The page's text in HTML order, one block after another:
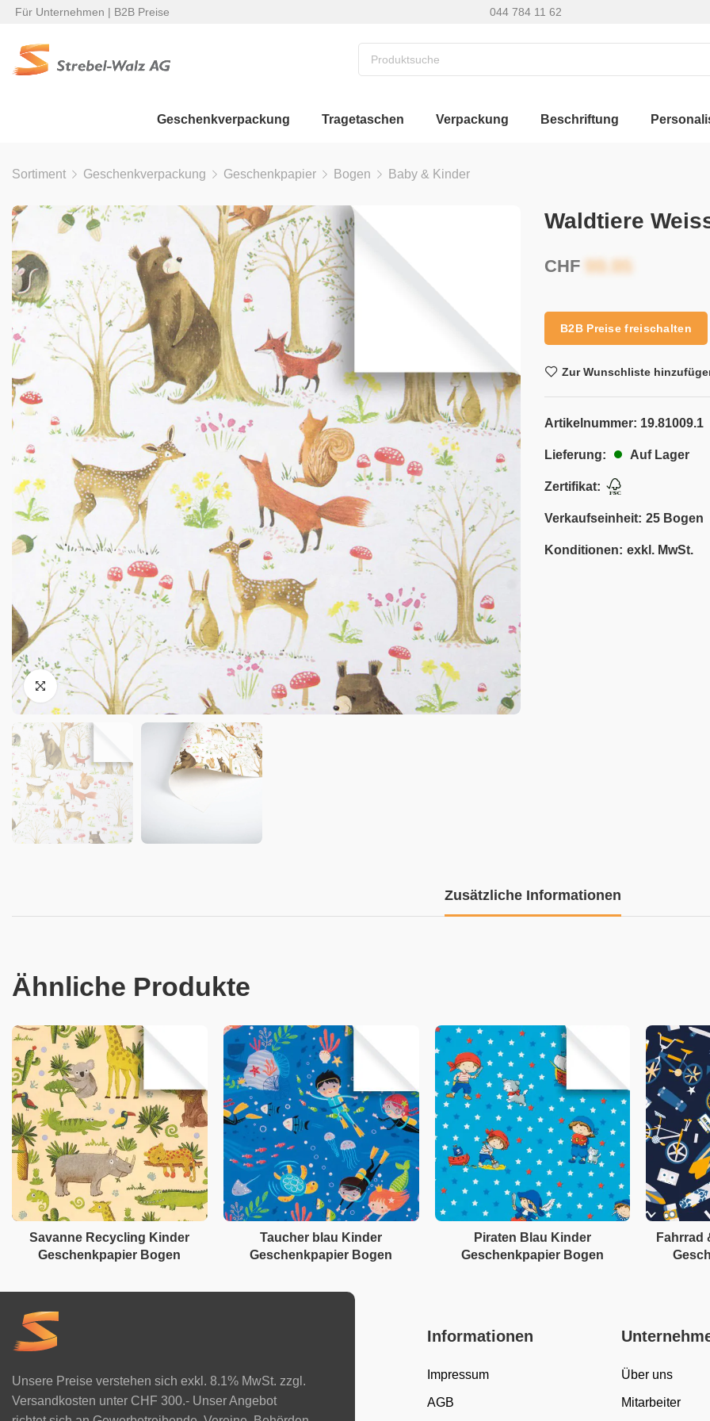
Für Unternehmen | B2B Preise 044 784 11 62
Geschenkverpackung Tragetaschen Verpackung Beschriftung
Sortiment Geschenkverpackung Geschenkpapier Bogen Baby & Kinder
Waldtiere
CHF
B2B Preise freischalten
Zur Wunschliste
Artikelnummer: 19.81009.1
Lieferung: Auf Lager
Zertifikat:
Verkaufseinheit: 25 Bogen
Konditionen: exkl. MwSt.
Zusätzliche Informationen
Ähnliche Produkte
Savanne Recycling Kinder
Geschenkpapier Bogen
Taucher blau Kinder
Geschenkpapier Bogen
Piraten Blau Kinder
Geschenkpapier Bogen
Fahrrad
Unsere Preise verstehen sich exkl. 8.1% MwSt. zzgl.
Versandkosten unter CHF 300.- Unser Angebot
Informationen
Impressum
AGB
Über uns
Mitarbeiter